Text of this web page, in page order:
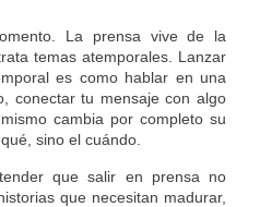
La prensa vive de la
temas atemporales. Lanzar
es como hablar en una
conectar tu mensaje con algo
cambia por completo su
sino el cuándo.
que salir en prensa no
que necesitan madurar,